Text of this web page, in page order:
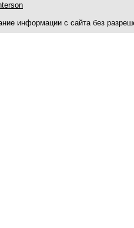
информации с сайта без